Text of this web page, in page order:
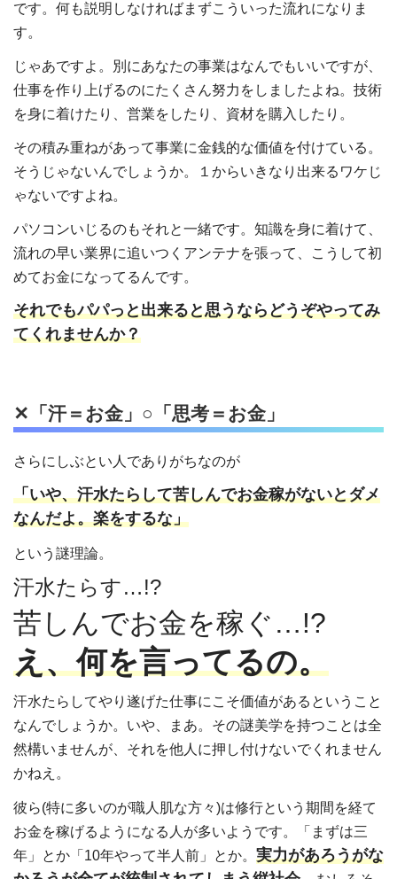
です。何も説明しなければまずこういった流れになりま
す。
じゃあですよ。別にあなたの事業はなんでもいいですが、
仕事を作り上げるのにたくさん努力をしましたよね。技術
を身に着けたり、営業をしたり、資材を購入したり。
その積み重ねがあって事業に金銭的な価値を付けている。
そうじゃないんでしょうか。１からいきなり出来るワケじ
ゃないですよね。
パソコンいじるのもそれと一緒です。知識を身に着けて、
流れの早い業界に追いつくアンテナを張って、こうして初
めてお金になってるんです。
それでもパパっと出来ると思うならどうぞやってみ
てくれませんか？
✕「汗＝お金」○「思考＝お金」
さらにしぶとい人でありがちなのが
「いや、汗水たらして苦しんでお金稼がないとダメ
なんだよ。楽をするな」
という謎理論。
汗水たらす…!?
苦しんでお金を稼ぐ…!?
え、何を言ってるの。
汗水たらしてやり遂げた仕事にこそ価値があるということ
なんでしょうか。いや、まあ。その謎美学を持つことは全
然構いませんが、それを他人に押し付けないでくれません
かねえ。
彼ら(特に多いのが職人肌な方々)は修行という期間を経て
お金を稼げるようになる人が多いようです。「まずは三
年」とか「10年やって半人前」とか。 実力があろうがな